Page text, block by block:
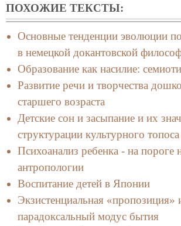
ПОХОЖИЕ ТЕКСТЫ:
Основные тенденции эволюции
в немецкой докантовской
Образование как насилие:
Развитие речи и творчества
старшего возраста
Детские сон и засыпание и их
структурации культурного топоса
Психоанализ ребенка - на пороге
антропологии
Воспитание детей в Японии
Экзистенциальная «пропозиция»
парадоксальный модус бытия